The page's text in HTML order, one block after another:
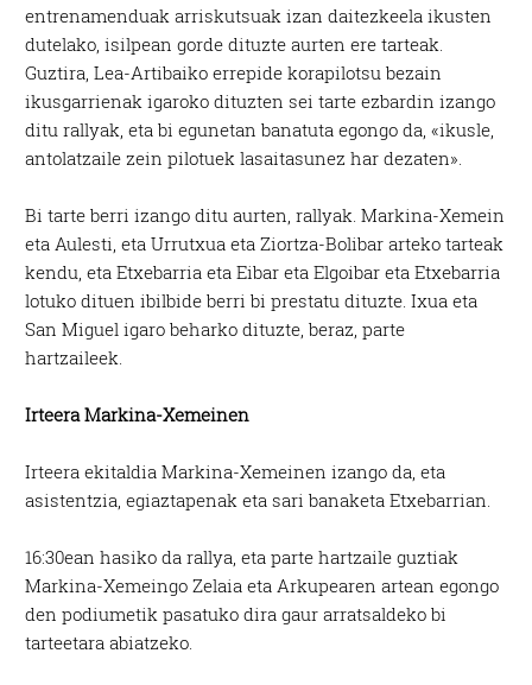
entrenamenduak arriskutsuak izan daitezkeela ikusten
dutelako, isilpean gorde dituzte aurten ere tarteak.
Guztira, Lea-Artibaiko errepide korapilotsu bezain
ikusgarrienak igaroko dituzten sei tarte ezbardin izango
ditu rallyak, eta bi egunetan banatuta egongo da, «ikusle,
antolatzaile zein pilotuek lasaitasunez har dezaten».
Bi tarte berri izango ditu aurten, rallyak. Markina-Xemein
eta Aulesti, eta Urrutxua eta Ziortza-Bolibar arteko tarteak
kendu, eta Etxebarria eta Eibar eta Elgoibar eta Etxebarria
lotuko dituen ibilbide berri bi prestatu dituzte. Ixua eta
San Miguel igaro beharko dituzte, beraz, parte
hartzaileek.
Irteera Markina-Xemeinen
Irteera ekitaldia Markina-Xemeinen izango da, eta
asistentzia, egiaztapenak eta sari banaketa Etxebarrian.
16:30ean hasiko da rallya, eta parte hartzaile guztiak
Markina-Xemeingo Zelaia eta Arkupearen artean egongo
den podiumetik pasatuko dira gaur arratsaldeko bi
tarteetara abiatzeko.